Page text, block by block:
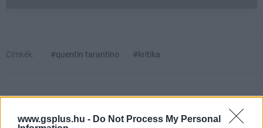
www.gsplus.hu - Do Not Process My Personal
Címkék: #quentin tarantino #kritika